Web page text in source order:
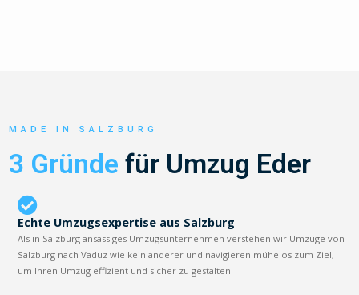
MADE IN SALZBURG
3 Gründe für Umzug Eder
Echte Umzugsexpertise aus Salzburg
Als in Salzburg ansässiges Umzugsunternehmen verstehen wir Umzüge von
Salzburg nach Vaduz wie kein anderer und navigieren mühelos zum Ziel,
um Ihren Umzug effizient und sicher zu gestalten.